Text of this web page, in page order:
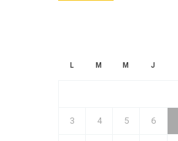
L M M J
3 4 5 6